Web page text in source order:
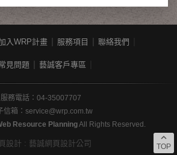
入WRP計畫 服務項目 聯絡我們
見問題 藝誠客戶專區
服務電話：04-35007707
信箱： service@wrp.com.tw
Resource PlanningAll Rights Reserved.
設計 : 藝誠網頁設計公司
keyboard_arrow_up
TOP